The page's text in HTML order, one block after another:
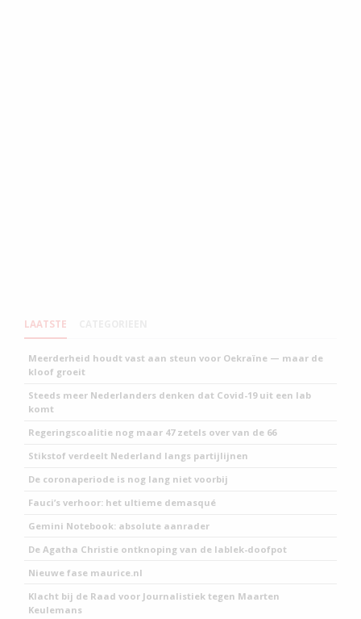
LAATSTE
Meerderheid houdt vast aan steun voor Oekraïne — maar de
kloof groeit
Steeds meer Nederlanders denken dat Covid-19 uit een lab
komt
Regeringscoalitie nog maar 47 zetels over van de 66
Stikstof verdeelt Nederland langs partijlijnen
De coronaperiode is nog lang niet voorbij
Fauci’s verhoor: het ultieme demasqué
Gemini Notebook: absolute aanrader
De Agatha Christie ontknoping van de lablek-doofpot
Nieuwe fase maurice.nl
Klacht bij de Raad voor Journalistiek tegen Maarten
Keulemans